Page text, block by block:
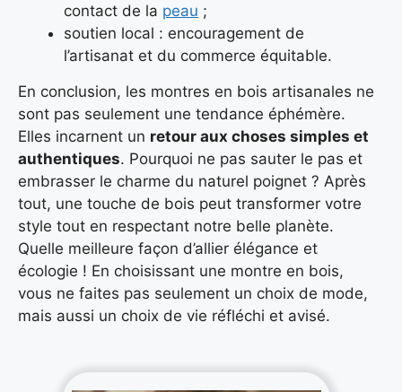
contact de la peau ;
soutien local : encouragement de
l’artisanat et du commerce équitable.
En conclusion, les montres en bois artisanales ne
sont pas seulement une tendance éphémère.
Elles incarnent un retour aux choses simples et
authentiques. Pourquoi ne pas sauter le pas et
embrasser le charme du naturel poignet ? Après
tout, une touche de bois peut transformer votre
style tout en respectant notre belle planète.
Quelle meilleure façon d’allier élégance et
écologie ! En choisissant une montre en bois,
vous ne faites pas seulement un choix de mode,
mais aussi un choix de vie réfléchi et avisé.